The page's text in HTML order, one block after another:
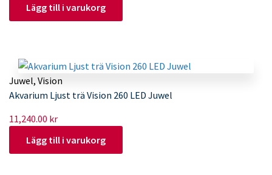
Lägg till i varukorg
Juwel, Vision
Akvarium Ljust trä Vision 260 LED Juwel
11,240.00 kr
Lägg till i varukorg